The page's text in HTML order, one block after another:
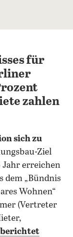
für
zahlen
sich zu
Ziel
Jahr erreichen
dem „Bündnis
Wohnen“
(Vertreter
berichtet